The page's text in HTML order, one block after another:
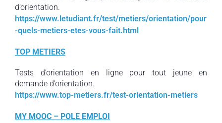
d’orientation.
https://www.letudiant.fr/test/metiers/orientation/pour
-quels-metiers-etes-vous-fait.html
TOP METIERS
Tests d’orientation en ligne pour tout jeune en
demande d’orientation.
https://www.top-metiers.fr/test-orientation-metiers
MY MOOC – POLE EMPLOI